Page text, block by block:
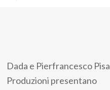
Dada e Pierfrancesco
Produzioni presentano